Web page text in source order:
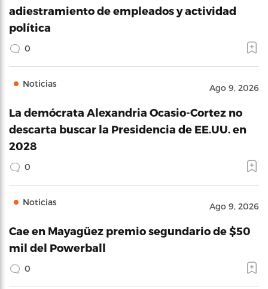
adiestramiento de empleados y actividad
política
0
Noticias Ago 9, 2026
La demócrata Alexandria Ocasio-Cortez no
descarta buscar la Presidencia de EE.UU. en
2028
0
Noticias Ago 9, 2026
Cae en Mayagüez premio segundario de $50
mil del Powerball
0